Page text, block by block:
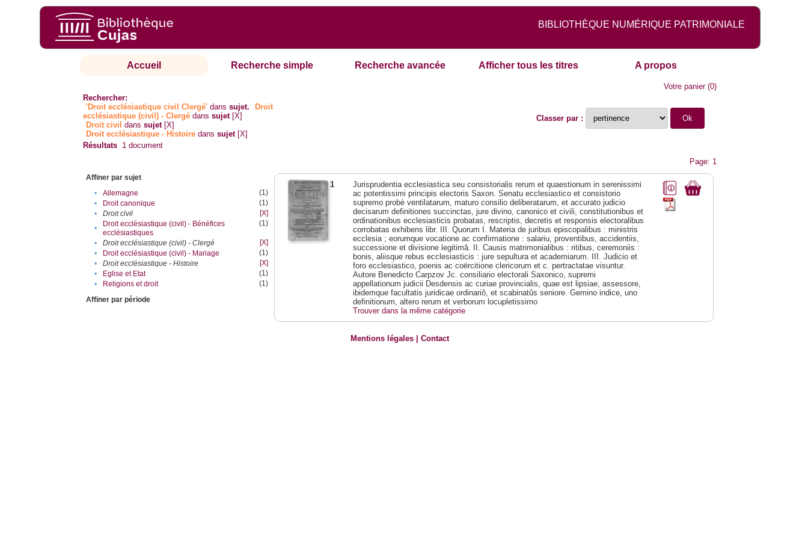
BIBLIOTHÈQUE NUMÉRIQUE PATRIMONIALE
Accueil Recherche simple Recherche avancée Afficher tous les titres A propos
Votre panier(0)
Rechercher:
'Droit ecclésiastique civil Clergé' danssujet.
Droit
ecclésiastique (civil) - Clergé danssujet [X]
Droit civil danssujet [X]
Droit ecclésiastique - Histoire danssujet [X]
Classer par :
Résultats 1 document
Page: 1
Affiner par sujet
•
Allemagne
(1)
•
Droit canonique
(1)
•
Droit civil
[X]
•
Droit ecclésiastique (civil) - Bénéfices
ecclésiastiques
(1)
• Droit ecclésiastique (civil) - Clergé
[X]
•
Droit ecclésiastique (civil) - Mariage
(1)
•
Droit ecclésiastique - Histoire
[X]
•
Eglise et Etat
(1)
•
Religions et droit
(1)
Affiner par période
1
Jurisprudentia ecclesiastica seu consistorialis rerum et quaestionum in serenissimi
ac potentissimi principis electoris Saxon. Senatu ecclesiastico et consistorio
supremo probè ventilatarum, maturo consilio deliberatarum, et accurato judicio
decisarum definitiones succinctas, jure divino, canonico et civili, constitutionibus et
ordinationibus ecclesiasticis probatas, rescriptis, decretis et responsis electoralibus
corrobatas exhibens libr. III. Quorum I. Materia de juribus episcopalibus : ministris
ecclesia ; eorumque vocatione ac confirmatione : salariu, proventibus, accidentiis,
successione et divisione legitimâ. II. Causis matrimonialibus : ritibus, ceremoniis :
bonis, aliisque rebus ecclesiasticis : jure sepultura et academiarum. III. Judicio et
foro ecclesiastico, poenis ac coërcitione clericorum et c. pertractatae visuntur.
Autore Benedicto Carpzov Jc. consiliario electorali Saxonico, supremi
appellationum judicii Desdensis ac curiae provincialis, quae est lipsiae, assessore,
ibidemque facultatis juridicae ordinariô, et scabinatûs seniore. Gemino indice, uno
definitionum, altero rerum et verborum locupletissimo
Trouver dans la même catégorie
Mentions légales |Contact